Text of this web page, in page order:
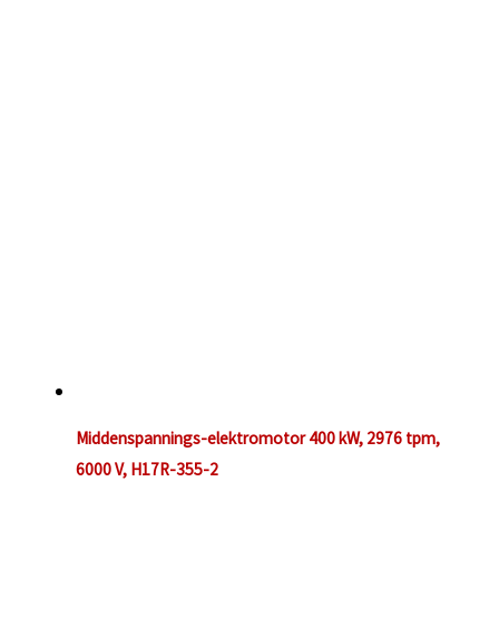
Middenspannings-elektromotor 400 kW, 2976 tpm,
6000 V, H17R-355-2